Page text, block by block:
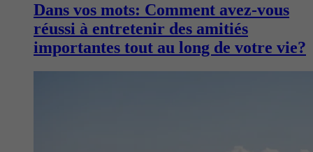
Dans vos mots: Comment avez-vous
réussi à entretenir des amitiés
importantes tout au long de votre vie?